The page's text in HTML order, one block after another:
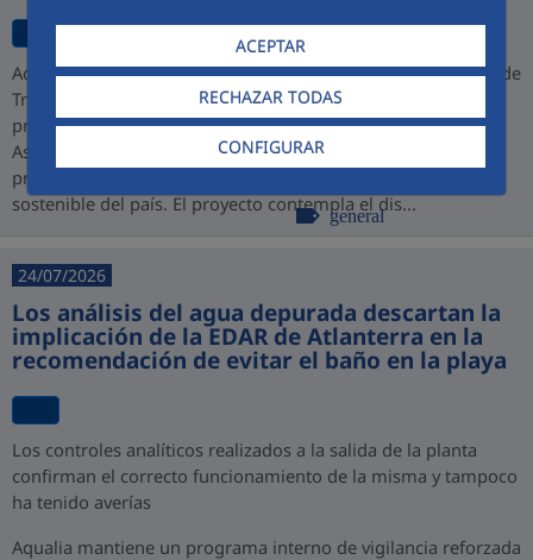
ACEPTAR
RECHAZAR TODAS
CONFIGURAR
Aqualia ha resultado adjudicataria del proyecto de la Planta de
Tratamiento de Aguas Residuales (PTAR) de Cajamarca,
promovido por PROINVERSIÓN bajo la modalidad de
Asociación Público-Privada (APP), consolidando así su
presencia en Perú y su compromiso con el desarrollo
sostenible del país. El proyecto contempla el dis...
general
24/07/2026
Los análisis del agua depurada descartan la
implicación de la EDAR de Atlanterra en la
recomendación de evitar el baño en la playa
Los controles analíticos realizados a la salida de la planta
confirman el correcto funcionamiento de la misma y tampoco
ha tenido averías
Aqualia mantiene un programa interno de vigilancia reforzada